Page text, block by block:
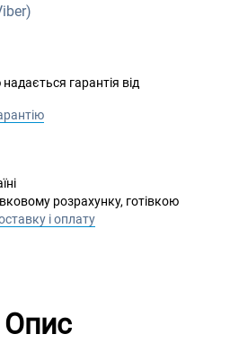
гарантія від
розрахунку, готівкою
і оплату
Опис